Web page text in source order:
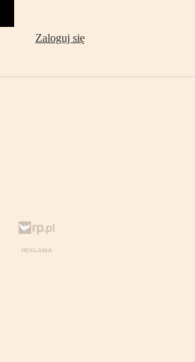
Zaloguj się